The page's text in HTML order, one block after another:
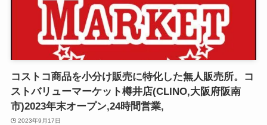
コストコ商品を小分け販売に特化した無人販売所。コ
ストバリューマーケット樽井店(CLINO,大阪府阪南
市)2023年末オープン,24時間営業,
2023年9月17日